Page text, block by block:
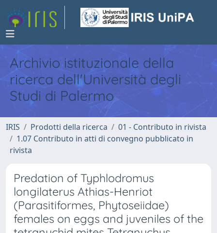
Archivio istituzionale della
ricerca dell'Università degli
Studi di Palermo
IRIS Prodotti della ricerca
01 - Contributo in rivista
1.07 Contributo in atti di convegno pubblicato in
rivista
Predation of Typhlodromus
longilaterus Athias-Henriot
(Parasitiformes, Phytoseiidae)
females on eggs and juveniles of the